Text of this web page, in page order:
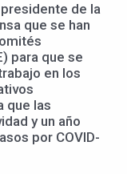
de la
que se han
para que se
en los
que las
y un año
por COVID-